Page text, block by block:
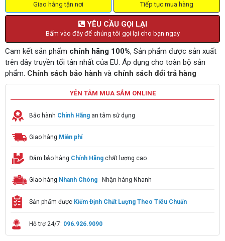
Giao hàng tận nơi Tiếp tục mua hàng
YÊU CẦU GỌI LẠI
Bấm vào đây để chúng tôi gọi lại cho bạn ngay
Cam kết sản phẩm chính hãng 100%, Sản phẩm được sản xuất
trên dây truyền tối tân nhất của EU. Áp dụng cho toàn bộ sản
phẩm. Chính sách bảo hành và chính sách đổi trả hàng
YÊN TÂM MUA SẮM ONLINE
Bảo hành Chính Hãng an tâm sử dụng
Giao hàng Miễn phí
Đảm bảo hàng Chính Hãng chất lượng cao
Giao hàng Nhanh Chóng - Nhận hàng Nhanh
Sản phẩm được Kiểm Định Chất Lượng Theo Tiêu Chuẩn
Hỗ trợ 24/7: 096.926.9090